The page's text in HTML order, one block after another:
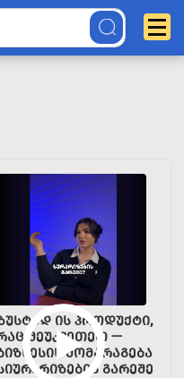
ᲘᲡ ᲞᲠᲝᲓᲣᲥᲢᲘ,
ᲨᲔᲣᲙᲕᲔᲗᲔᲗ —
ᲛᲝᲛᲐᲠᲐᲒᲔᲑᲐ
ᲒᲐᲠᲔᲨᲔ